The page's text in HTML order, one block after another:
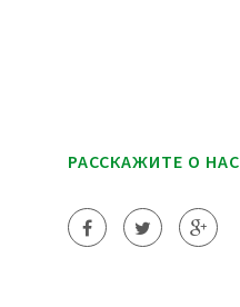
РАССКАЖИТЕ О НАС